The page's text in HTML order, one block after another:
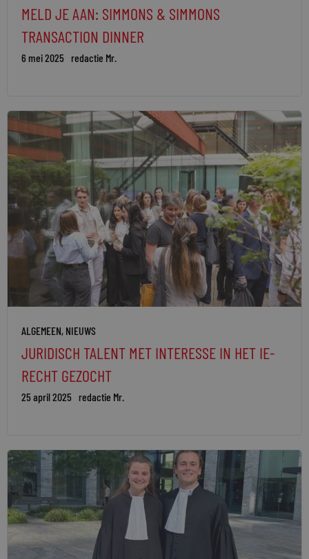
MELD JE AAN: SIMMONS & SIMMONS
TRANSACTION DINNER
6 mei 2025 redactie Mr.
ALGEMEEN, NIEUWS
JURIDISCH TALENT MET INTERESSE IN HET IE-
RECHT GEZOCHT
25 april 2025 redactie Mr.